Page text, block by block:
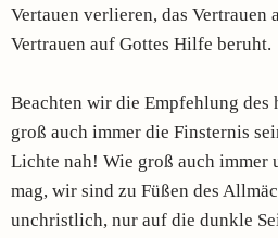
Vertauen verlieren, das
Vertrauen auf Gottes Hilfe beruht.
Beachten wir die Empfehlung des
groß auch immer die Finsternis
Lichte nah! Wie groß auch immer
mag, wir sind zu Füßen des
unchristlich, nur auf die dunkle